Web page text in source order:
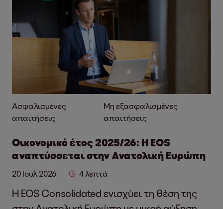
Ασφαλισμένες
απαιτήσεις
Μη εξασφαλισμένες
απαιτήσεις
Οικονομικό έτος 2025/26: Η EOS
αναπτύσσεται στην Ανατολική Ευρώπη
20 Ιουλ 2026 4 λεπτά
Η EOS Consolidated ενισχύει τη θέση της